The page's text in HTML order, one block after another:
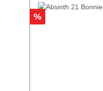
und Respekt vor der
sind die alpinen
Hand geerntet und
italienischen Tälern
%